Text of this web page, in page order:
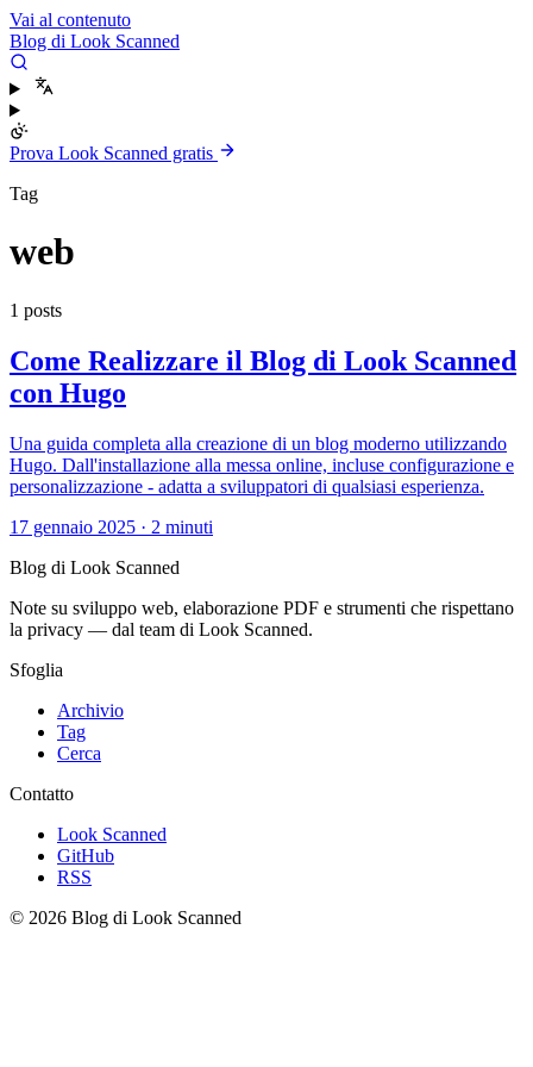
Vai al contenuto
Blog di Look Scanned
Prova Look Scanned gratis
Tag
web
1 posts
Come Realizzare il Blog di Look Scanned
con Hugo
Una guida completa alla creazione di un blog moderno utilizzando
Hugo. Dall'installazione alla messa online, incluse configurazione e
personalizzazione - adatta a sviluppatori di qualsiasi esperienza.
17 gennaio 2025 · 2 minuti
Blog di Look Scanned
Note su sviluppo web, elaborazione PDF e strumenti che rispettano
la privacy — dal team di Look Scanned.
Sfoglia
Archivio
Tag
Cerca
Contatto
Look Scanned
GitHub
RSS
© 2026 Blog di Look Scanned